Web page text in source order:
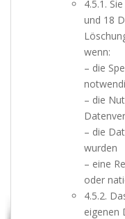
4.5.1.
und 18
wenn:
– die
– die
– die
wurden
– eine
oder
4.5.2.
eigenen